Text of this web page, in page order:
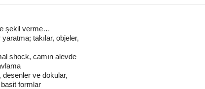
şekil verme…
takılar, objeler,
shock, camın alevde
desenler ve dokular,
formlar